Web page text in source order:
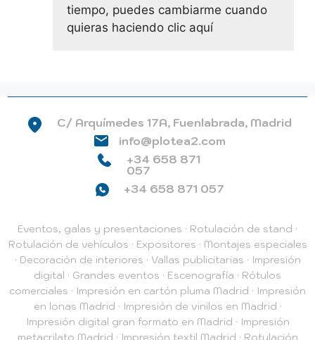
tiempo, puedes cambiarme cuando
quieras haciendo clic aquí
C/ Arquímedes 17A, Fuenlabrada, Madrid
info@plotea2.com
+34 658 871
057
+34 658 871 057
Eventos, galas y presentaciones · Rotulación de stand ·
Rotulación de vehículos · Expositores · Montajes especiales
· Decoración de interiores · Vallas publicitarias · Impresión
digital · Grandes eventos · Escenografía · Rótulos
comerciales · Impresión en cartón pluma Madrid · Impresión
en lonas Madrid · Impresión de vinilos en Madrid ·
Impresión digital gran formato en Madrid · Impresión
metacrilato Madrid · Impresión textil Madrid · Rotulación